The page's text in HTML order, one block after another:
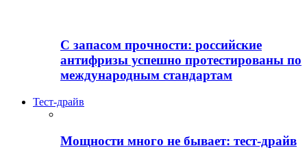
С запасом прочности: российские
антифризы успешно протестированы по
международным стандартам
Тест-драйв
Мощности много не бывает: тест-драйв